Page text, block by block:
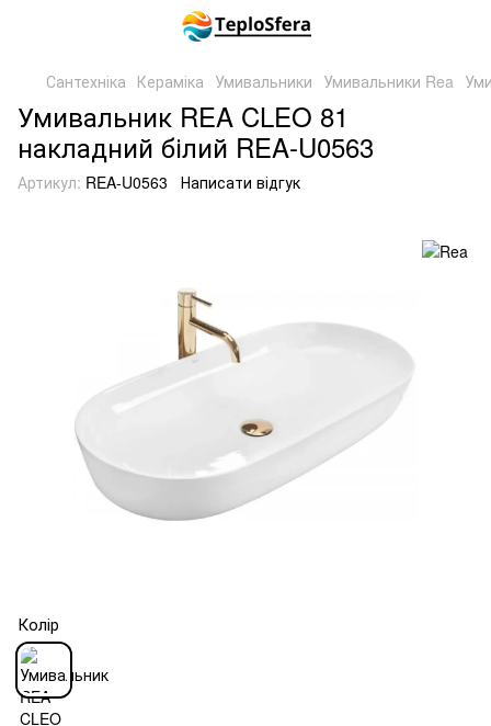
Сантехніка Кераміка Умивальники Умивальники Rea
Умивальник REA CLEO 81
накладний білий REA-U0563
Артикул: REA-U0563 Написати відгук
Колір